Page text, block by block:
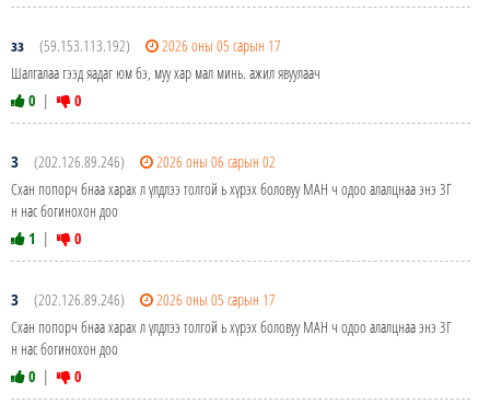
зз (59.153.113.192)
2026 оны 05 сарын 17
Шалгалаа гээд яадаг юм бэ, муу хар мал минь. ажил явуулаач
0 | 0
З (202.126.89.246)
2026 оны 06 сарын 02
Схан попорч бнаа харах л үлдлээ толгой ь хүрэх боловуу МАН ч одоо алалцнаа энэ ЗГ
н нас богинохон доо
1 | 0
З (202.126.89.246)
2026 оны 05 сарын 17
Схан попорч бнаа харах л үлдлээ толгой ь хүрэх боловуу МАН ч одоо алалцнаа энэ ЗГ
н нас богинохон доо
0 | 0